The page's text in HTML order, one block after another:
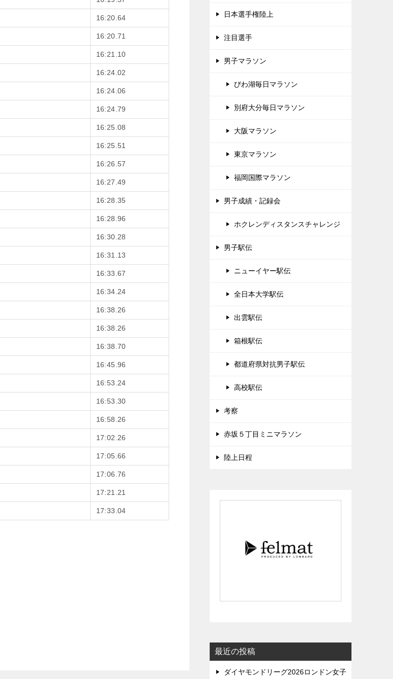
16:20.64
16:20.71
16:21.10
16:24.02
16:24.06
16:24.79
16:25.08
16:25.51
16:26.57
16:27.49
16:28.35
16:28.96
16:30.28
16:31.13
16:33.67
16:34.24
16:38.26
16:38.26
16:38.70
16:45.96
16:53.24
16:53.30
16:58.26
17:02.26
17:05.66
17:06.76
17:21.21
17:33.04
日本選手権陸上
注目選手
男子マラソン
びわ湖毎日マラソン
別府大分毎日マラソン
大阪マラソン
東京マラソン
福岡国際マラソン
男子成績・記録会
ホクレンディスタンスチャレンジ
男子駅伝
ニューイヤー駅伝
全日本大学駅伝
出雲駅伝
箱根駅伝
都道府県対抗男子駅伝
高校駅伝
考察
赤坂５丁目ミニマラソン
陸上日程
最近の投稿
ダイヤモンドリーグ2026ロンドン女子